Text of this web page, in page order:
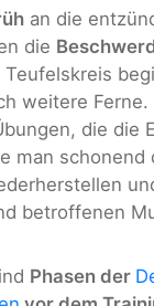
an die
die
Teufelskreis
weitere
die die
man schonend
betroffenen
Phasen der